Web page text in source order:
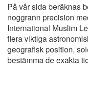
På vår sida beräknas
noggrann precision
International Muslim
flera viktiga
geografisk position,
bestämma de exakta